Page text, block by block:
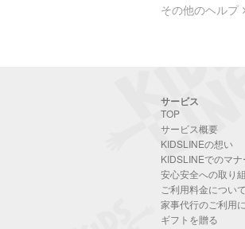
その他のヘルプ
サービス
TOP
サービス概要
KIDSLINEの想い
KIDSLINEでのマ
安心安全への取り
ご利用料金について
家事代行のご利用
ギフトを贈る